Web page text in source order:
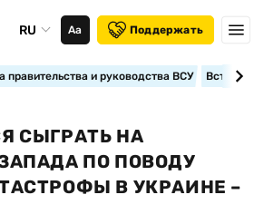
RU Аа Поддержать
правительства и руководства ВСУ
СЫГРАТЬ НА
ПО ПОВОДУ
В УКРАИНЕ –